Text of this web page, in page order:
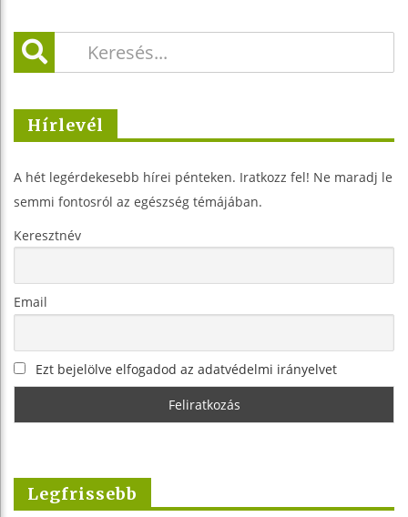
Hírlevél
A hét legérdekesebb hírei pénteken. Iratkozz fel! Ne maradj le
semmi fontosról az egészség témájában.
Keresztnév
Email
Ezt bejelölve elfogadod az adatvédelmi irányelvet
Legfrissebb